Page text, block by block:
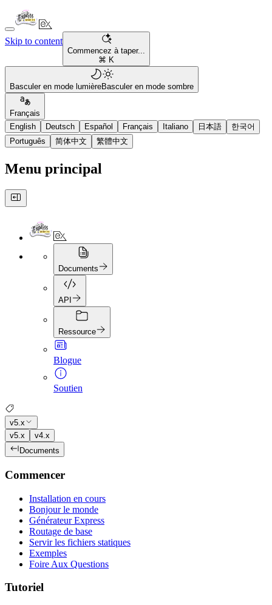
Skip to content
Commencez à taper...
⌘ K
Basculer en mode lumièreBasculer en mode sombre
Français
English
Deutsch Español Français Italiano 日本語
한국어
Português
简体中文 繁體中文
Menu principal
Documents
API
Ressource
Blogue
Soutien
v5.x
v5.x
v4.x
Documents
Commencer
Installation en cours
Bonjour le monde
Générateur Express
Routage de base
Servir les fichiers statiques
Exemples
Foire Aux Questions
Tutoriel